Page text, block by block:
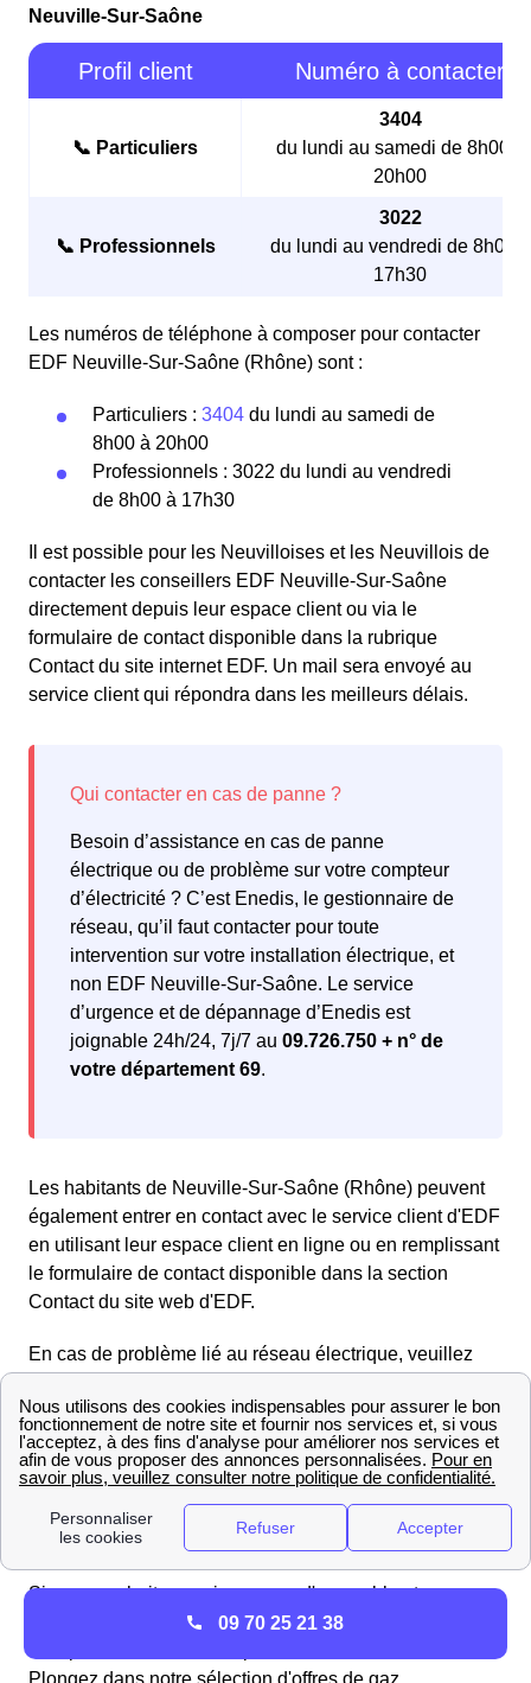
Neuville-Sur-Saône
Profil client Numéro à contacter
📞 Particuliers
3404
du lundi au samedi de 8h00 à
20h00
📞 Professionnels
3022
du lundi au vendredi de 8h00 à
17h30
Les numéros de téléphone à composer pour contacter
EDF Neuville-Sur-Saône (Rhône) sont :
Particuliers : 3404 du lundi au samedi de
8h00 à 20h00
Professionnels : 3022 du lundi au vendredi
de 8h00 à 17h30
Il est possible pour les Neuvilloises et les Neuvillois de
contacter les conseillers EDF Neuville-Sur-Saône
directement depuis leur espace client ou via le
formulaire de contact disponible dans la rubrique
Contact du site internet EDF. Un mail sera envoyé au
service client qui répondra dans les meilleurs délais.
Besoin d’assistance en cas de panne
électrique ou de problème sur votre compteur
d’électricité ? C’est Enedis, le gestionnaire de
réseau, qu’il faut contacter pour toute
intervention sur votre installation électrique, et
non EDF Neuville-Sur-Saône. Le service
d’urgence et de dépannage d’Enedis est
joignable 24h/24, 7j/7 au 09.726.750 + n° de
votre département 69.
Les habitants de Neuville-Sur-Saône (Rhône) peuvent
également entrer en contact avec le service client d'EDF
en utilisant leur espace client en ligne ou en remplissant
le formulaire de contact disponible dans la section
Contact du site web d'EDF.
En cas de problème lié au réseau électrique, veuillez
Enedis (anciennement ERDF) au numéro gratuit
d'urgence pour le dépannage :09.726.750 + n° de votre
département 69. Enedis se chargera rapidement de
Trouvez les meilleurs fournisseurs de gaz en 2025 à
Neuville-Sur-Saône
Si vous souhaitez avoir une vue d'ensemble et vous
faire une opinion objective sur les offres de gaz, il est
09 70 25 21 38